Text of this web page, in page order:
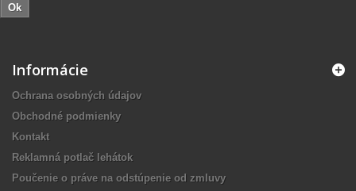
Ok
Informácie
Ochrana osobných údajov
Obchodné podmienky
Kontakt
Reklamná potlač lehátok
Poučenie o práve na odstúpenie od zmluvy